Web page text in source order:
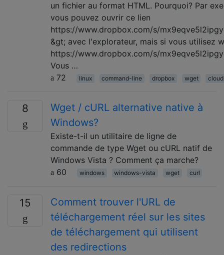
un fichier au format HTML. Pourquoi? Par
vous pouvez ouvrir ce lien
https://www.dropbox.com/s/
&gt; avec l'explorateur, mais si vous utilisez
https://www.dropbox.com/s/
Vous …
72
linux command-line dropbox wget
8
Wget / cURL alternative native à
Windows?
Existe-t-il un utilitaire de ligne de
commande de type Wget ou cURL natif de
Windows Vista ? Comment ça marche?
60
windows windows-vista wget curl
15
Comment trouver l'URL de
téléchargement réel sur les sites
de téléchargement qui utilisent
des redirections